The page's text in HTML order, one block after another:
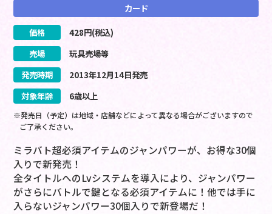
カード
価格 428円(税込)
売場
玩具売場等
発売時期
2013年12月14日発売
対象年齢
6歳以上
※発売日（予定）は地域・店舗などによって異なる場合がございますので
ご了承ください。
ミラバト超必須アイテムのジャンパワーが、お得な30個
入りで新発売！
全タイトルへのLvシステムを導入により、ジャンパワー
がさらにバトルで鍵となる必須アイテムに！他では手に
入らないジャンパワー30個入りで新登場だ！